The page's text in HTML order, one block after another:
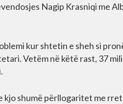
Nagip Krasniqi me
kur shtetin e sheh si
Vetëm në këtë rast, 37
kjo shumë përllogaritet me